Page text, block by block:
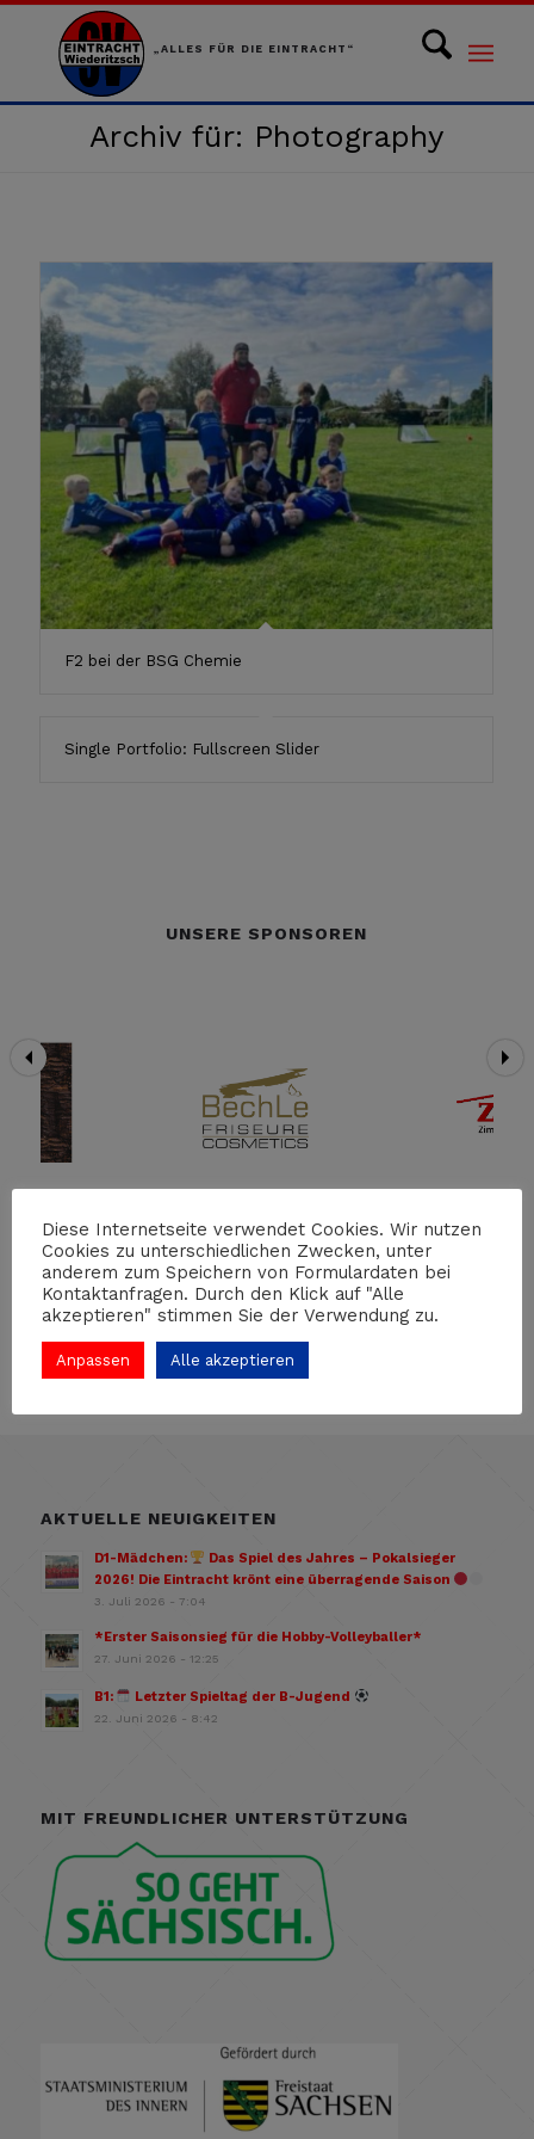
„ALLES FÜR DIE EINTRACHT“
Archiv für: Photography
F2 bei der BSG Chemie
Single Portfolio: Fullscreen Slider
UNSERE SPONSOREN
FOLGE UNS
AKTUELLE NEUIGKEITEN
D1-Mädchen:
Das Spiel des Jahres – Pokalsieger
2026! Die Eintracht krönt eine überragende Saison
3. Juli 2026 - 7:04
*Erster Saisonsieg für die Hobby-Volleyballer*
27. Juni 2026 - 12:25
B1: Letzter Spieltag der B-Jugend
22. Juni 2026 - 8:42
MIT FREUNDLICHER UNTERSTÜTZUNG
Diese Internetseite verwendet Cookies. Wir nutzen
Cookies zu unterschiedlichen Zwecken, unter
anderem zum Speichern von Formulardaten bei
Kontaktanfragen. Durch den Klick auf "Alle
akzeptieren" stimmen Sie der Verwendung zu.
Anpassen Alle akzeptieren